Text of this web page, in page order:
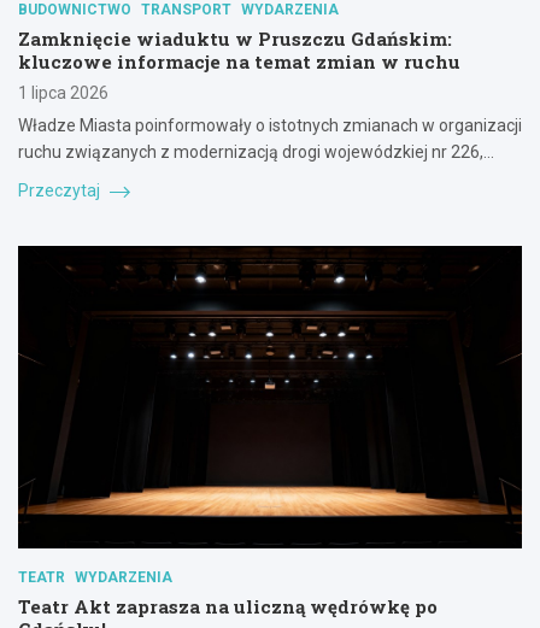
BUDOWNICTWO TRANSPORT WYDARZENIA
Zamknięcie wiaduktu w Pruszczu Gdańskim:
kluczowe informacje na temat zmian w ruchu
1 lipca 2026
Władze Miasta poinformowały o istotnych zmianach w organizacji
ruchu związanych z modernizacją drogi wojewódzkiej nr 226,…
Przeczytaj
TEATR WYDARZENIA
Teatr Akt zaprasza na uliczną wędrówkę po